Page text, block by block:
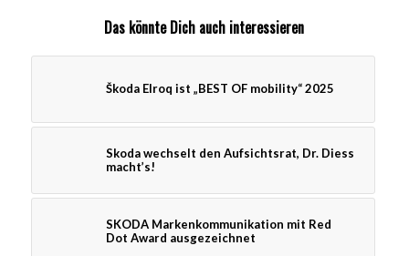
Das könnte Dich auch interessieren
Škoda Elroq ist „BEST OF mobility“ 2025
Skoda wechselt den Aufsichtsrat, Dr. Diess
macht’s!
SKODA Markenkommunikation mit Red
Dot Award ausgezeichnet